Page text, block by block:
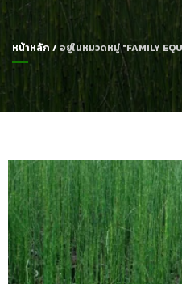
หน้าหลัก / อยู่ในหมวดหมู่ "FAMILY